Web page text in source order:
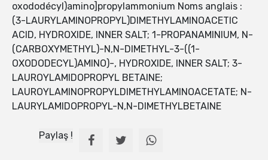
oxododécyl)amino]propylammonium Noms anglais :
(3-LAURYLAMINOPROPYL)DIMETHYLAMINOACETIC
ACID, HYDROXIDE, INNER SALT; 1-PROPANAMINIUM, N-
(CARBOXYMETHYL)-N,N-DIMETHYL-3-((1-
OXODODECYL)AMINO)-, HYDROXIDE, INNER SALT; 3-
LAUROYLAMIDOPROPYL BETAINE;
LAUROYLAMINOPROPYLDIMETHYLAMINOACETATE; N-
LAURYLAMIDOPROPYL-N,N-DIMETHYLBETAINE
Paylaş !